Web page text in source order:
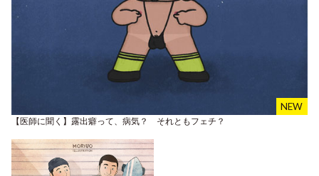
【医師に聞く】露出癖って、病気？ それともフェチ？